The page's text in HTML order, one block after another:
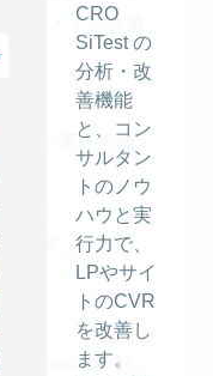
CRO
SiTest の
分析・改
善機能
と、コン
サルタン
トのノウ
ハウと実
行力で、
LPやサイ
トのCVR
を改善し
ます。
スドメイン計測
式が選択可能
追加
追加
、
のように